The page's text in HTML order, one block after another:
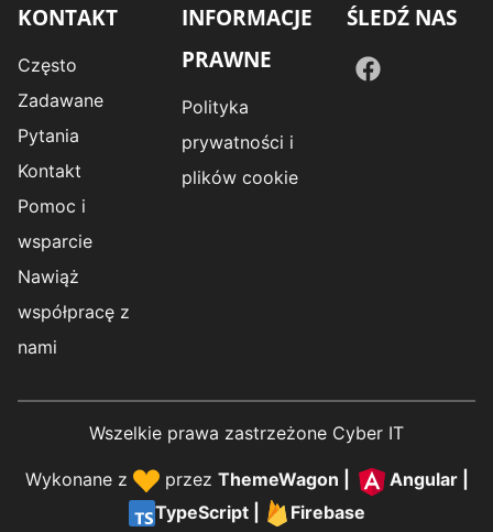
KONTAKT
Często
Zadawane
Pytania
Kontakt
Pomoc i
wsparcie
Nawiąż
współpracę z
nami
INFORMACJE
PRAWNE
Polityka
prywatności i
plików cookie
ŚLEDŹ NAS
Wszelkie prawa zastrzeżone Cyber IT
Wykonane z przez ThemeWagon Angular|
TypeScript| Firebase